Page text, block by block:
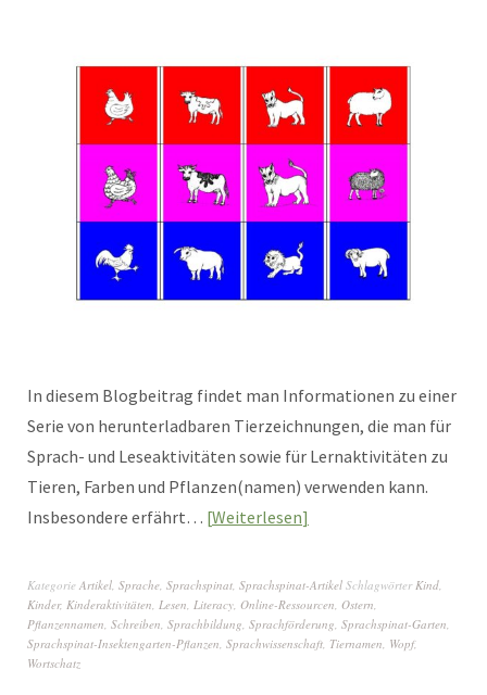
In diesem Blogbeitrag findet man Informationen zu einer
Serie von herunterladbaren Tierzeichnungen, die man für
Sprach- und Leseaktivitäten sowie für Lernaktivitäten zu
Tieren, Farben und Pflanzen(namen) verwenden kann.
Insbesondere erfährt… Weiterlesen
Kategorie Artikel, Sprache, Sprachspinat, Sprachspinat-Artikel SchlagwörterKind,
Kinder, Kinderaktivitäten, Lesen, Literacy, Online-Ressourcen, Ostern,
Pflanzennamen, Schreiben, Sprachbildung, Sprachförderung, Sprachspinat-Garten,
Sprachspinat-Insektengarten-Pflanzen, Sprachwissenschaft, Tiernamen, Wopf,
Wortschatz